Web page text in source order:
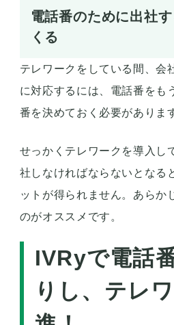
電話番のために出社
くる
テレワークをしている間、会
に対応するには、電話番をも
番を決めておく必要がありま
せっかくテレワークを導入し
社しなければならないとなる
ットが得られません。あらか
のがオススメです。
IVRyで電話
りし、テレ